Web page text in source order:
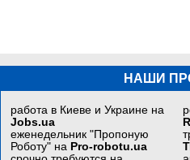
НАШИ
работа в Киеве и Украине на
Jobs.ua
еженедельник "Пропоную
Роботу" на Pro-robotu.ua